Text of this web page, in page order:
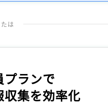
は
プランで
集を効率化